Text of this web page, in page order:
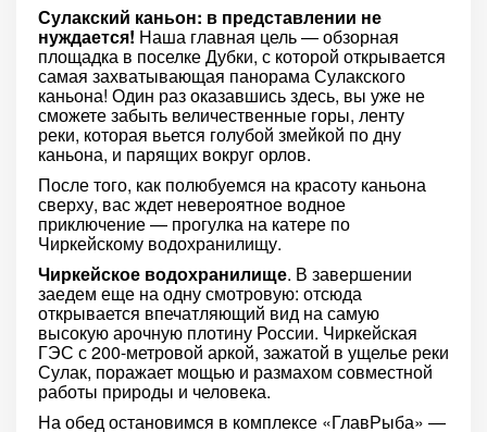
Сулакский каньон: в представлении не
нуждается! Наша главная цель — обзорная
площадка в поселке Дубки, с которой открывается
самая захватывающая панорама Сулакского
каньона! Один раз оказавшись здесь, вы уже не
сможете забыть величественные горы, ленту
реки, которая вьется голубой змейкой по дну
каньона, и парящих вокруг орлов.
После того, как полюбуемся на красоту каньона
сверху, вас ждет невероятное водное
приключение — прогулка на катере по
Чиркейскому водохранилищу.
Чиркейское водохранилище. В завершении
заедем еще на одну смотровую: отсюда
открывается впечатляющий вид на самую
высокую арочную плотину России. Чиркейская
ГЭС с 200-метровой аркой, зажатой в ущелье реки
Сулак, поражает мощью и размахом совместной
работы природы и человека.
На обед остановимся в комплексе «ГлавРыба» —